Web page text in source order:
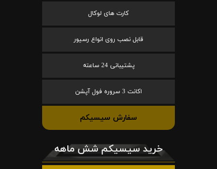
کارت های لوکال
قابل نصب روی انواع رسیور
پشتیبانی 24 ساعته
اکانت 3 سروره فول آپشن
سفارش سیسیکم
خرید سیسیکم شش ماهه